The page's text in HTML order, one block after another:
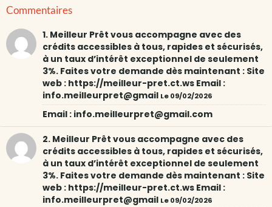
Commentaires
1. Meilleur Prêt vous accompagne avec des
crédits accessibles à tous, rapides et sécurisés,
à un taux d’intérêt exceptionnel de seulement
3%. Faites votre demande dès maintenant : Site
web : https://meilleur-pret.ct.ws Email :
info.meilleurpret@gmail Le 09/02/2026
Email : info.meilleurpret@gmail.com
2. Meilleur Prêt vous accompagne avec des
crédits accessibles à tous, rapides et sécurisés,
à un taux d’intérêt exceptionnel de seulement
3%. Faites votre demande dès maintenant : Site
web : https://meilleur-pret.ct.ws Email :
info.meilleurpret@gmail Le 09/02/2026